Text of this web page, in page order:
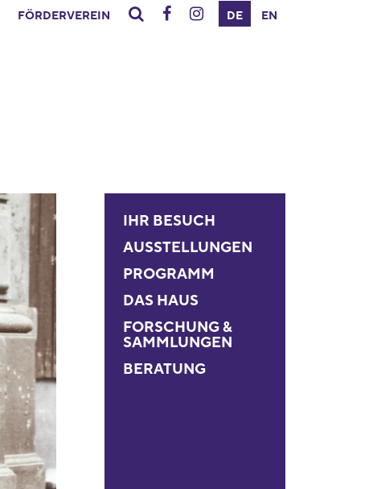
FÖRDERVEREIN DE EN
IHR BESUCH
AUSSTELLUNGEN
PROGRAMM
DAS HAUS
FORSCHUNG &
SAMMLUNGEN
BERATUNG